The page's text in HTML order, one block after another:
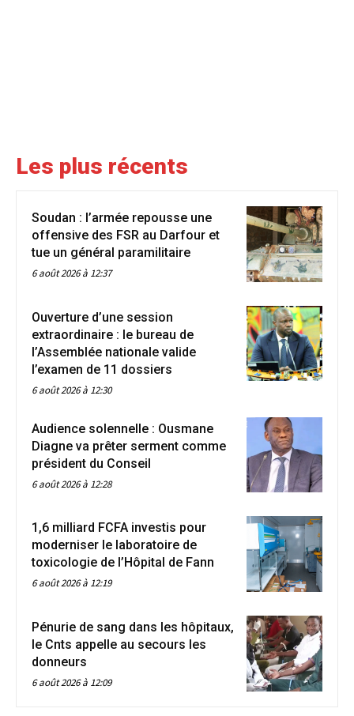
Les plus récents
Soudan : l’armée repousse une
offensive des FSR au Darfour et
tue un général paramilitaire
6 août 2026 à 12:37
Ouverture d’une session
extraordinaire : le bureau de
l’Assemblée nationale valide
l’examen de 11 dossiers
6 août 2026 à 12:30
Audience solennelle : Ousmane
Diagne va prêter serment comme
président du Conseil
6 août 2026 à 12:28
1,6 milliard FCFA investis pour
moderniser le laboratoire de
toxicologie de l’Hôpital de Fann
6 août 2026 à 12:19
Pénurie de sang dans les hôpitaux,
le Cnts appelle au secours les
donneurs
6 août 2026 à 12:09